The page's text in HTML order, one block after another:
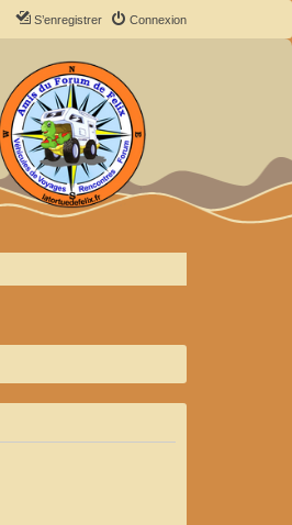
Connexion
S’enregistrer